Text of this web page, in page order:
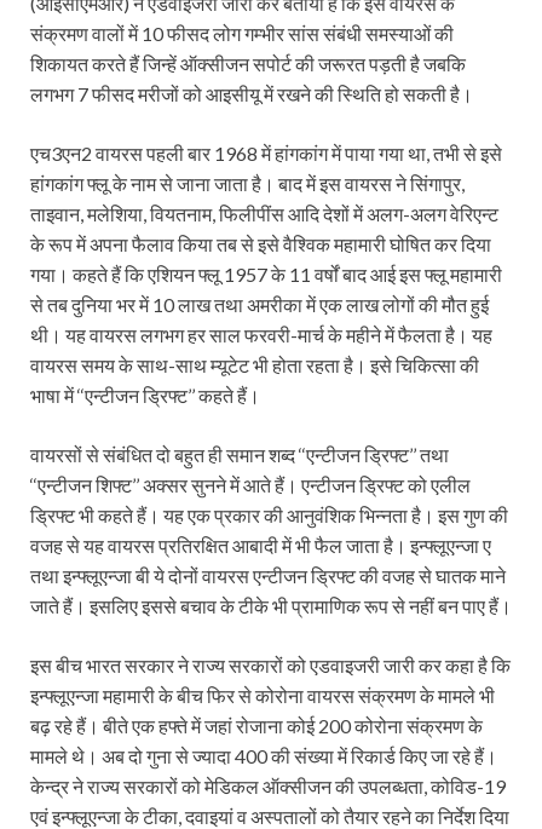
संक्रमण वालों में 10 फीसद लोग गम्भीर सांस संबंधी समस्याओं की
शिकायत करते हैं जिन्हें ऑक्सीजन सपोर्ट की जरूरत पड़ती है जबकि
लगभग 7 फीसद मरीजों को आइसीयू में रखने की स्थिति हो सकती है।
एच3एन2 वायरस पहली बार 1968 में हांगकांग में पाया गया था, तभी से इसे
हांगकांग फ्लू के नाम से जाना जाता है। बाद में इस वायरस ने सिंगापुर,
ताइवान, मलेशिया, वियतनाम, फिलीपींस आदि देशों में अलग-अलग वेरिएन्ट
के रूप में अपना फैलाव किया तब से इसे वैश्विक महामारी घोषित कर दिया
गया। कहते हैं कि एशियन फ्लू 1957 के 11 वर्षों बाद आई इस फ्लू महामारी
से तब दुनिया भर में 10 लाख तथा अमरीका में एक लाख लोगों की मौत हुई
थी। यह वायरस लगभग हर साल फरवरी-मार्च के महीने में फैलता है। यह
वायरस समय के साथ-साथ म्यूटेट भी होता रहता है। इसे चिकित्सा की
भाषा में ‘‘एन्टीजन ड्रिफ्ट’’ कहते हैं।
वायरसों से संबंधित दो बहुत ही समान शब्द ‘‘एन्टीजन ड्रिफ्ट’’ तथा
‘‘एन्टीजन शिफ्ट’’ अक्सर सुनने में आते हैं। एन्टीजन ड्रिफ्ट को एलील
ड्रिफ्ट भी कहते हैं। यह एक प्रकार की आनुवंशिक भिन्नता है। इस गुण की
वजह से यह वायरस प्रतिरक्षित आबादी में भी फैल जाता है। इन्फ्लूएन्जा ए
तथा इन्फ्लूएन्जा बी ये दोनों वायरस एन्टीजन ड्रिफ्ट की वजह से घातक माने
जाते हैं। इसलिए इससे बचाव के टीके भी प्रामाणिक रूप से नहीं बन पाए हैं।
इस बीच भारत सरकार ने राज्य सरकारों को एडवाइजरी जारी कर कहा है कि
इन्फ्लूएन्जा महामारी के बीच फिर से कोरोना वायरस संक्रमण के मामले भी
बढ़ रहे हैं। बीते एक हफ्ते में जहां रोजाना कोई 200 कोरोना संक्रमण के
मामले थे। अब दो गुना से ज्यादा 400 की संख्या में रिकार्ड किए जा रहे हैं।
केन्द्र ने राज्य सरकारों को मेडिकल ऑक्सीजन की उपलब्धता, कोविड-19
एवं इन्फ्लूएन्जा के टीका, दवाइयां व अस्पतालों को तैयार रहने का निर्देश दिया